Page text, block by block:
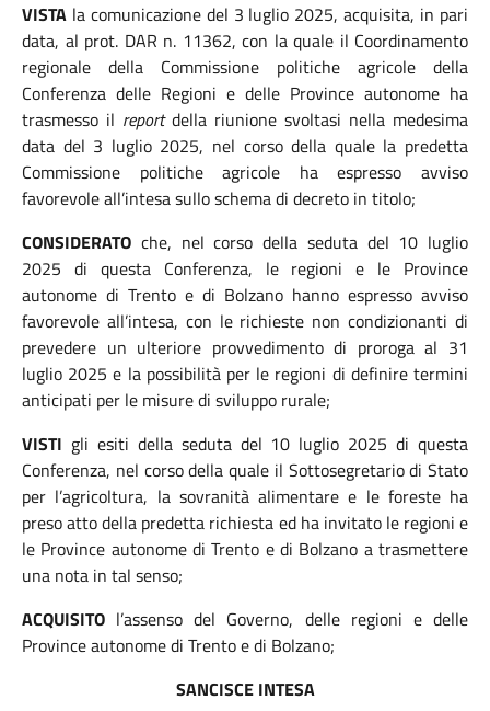
VISTA la comunicazione del 3 luglio 2025, acquisita, in pari
data, al prot. DAR n. 11362, con la quale il Coordinamento
regionale della Commissione politiche agricole della
Conferenza delle Regioni e delle Province autonome ha
trasmesso il reportdella riunione svoltasi nella medesima
data del 3 luglio 2025, nel corso della quale la predetta
Commissione politiche agricole ha espresso avviso
favorevole all’intesa sullo schema di decreto in titolo;
CONSIDERATO che, nel corso della seduta del 10 luglio
2025 di questa Conferenza, le regioni e le Province
autonome di Trento e di Bolzano hanno espresso avviso
favorevole all’intesa, con le richieste non condizionanti di
prevedere un ulteriore provvedimento di proroga al 31
luglio 2025 e la possibilità per le regioni di definire termini
anticipati per le misure di sviluppo rurale;
VISTI gli esiti della seduta del 10 luglio 2025 di questa
Conferenza, nel corso della quale il Sottosegretario di Stato
per l’agricoltura, la sovranità alimentare e le foreste ha
preso atto della predetta richiesta ed ha invitato le regioni e
le Province autonome di Trento e di Bolzano a trasmettere
una nota in tal senso;
ACQUISITO l’assenso del Governo, delle regioni e delle
Province autonome di Trento e di Bolzano;
SANCISCE INTESA